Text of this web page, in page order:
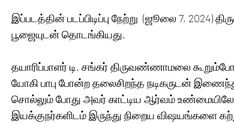
இப்படத்தின் படப்பிடிப்பு நேற்று  (ஜூலை 7,
பூஜையுடன் தொடங்கியது.
தயாரிப்பாளர் டி. சங்கர் திருவண்ணாமலை
யோகி பாபு போன்ற தலைசிறந்த நடிகருடன்
சொல்லும் போது அவர் காட்டிய ஆர்வம்
இயக்குநர்களிடம் இருந்து நிறைய விஷயங்களை